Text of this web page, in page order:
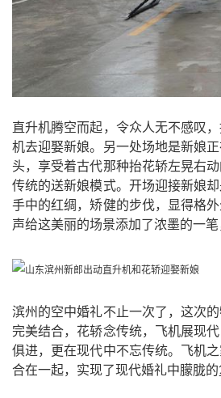
直升机腾空而起，令众人无不感叹
机去迎娶新娘。另一处场地是新娘
头，享受着古代那种抬花轿左晃右
传统的送新娘模式。开场迎接新娘却
手中的红绸，矫健的步伐，显得格
声给这美丽的场景添加了浓墨的一笔
滨州的空中婚礼不止一次了，这次
完美结合，花轿念传统，飞机展现
俱进，更在现代中不忘传统。飞机
合在一起，实现了现代婚礼中朦胧的